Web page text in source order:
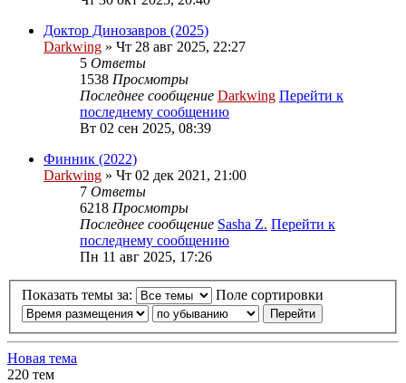
Доктор Динозавров (2025)
Darkwing » Чт 28 авг 2025, 22:27
5 Ответы
1538 Просмотры
Последнее сообщение Darkwing Перейти к
последнему сообщению
Вт 02 сен 2025, 08:39
Финник (2022)
Darkwing » Чт 02 дек 2021, 21:00
7 Ответы
6218 Просмотры
Последнее сообщение Sasha Z. Перейти к
последнему сообщению
Пн 11 авг 2025, 17:26
Показать темы за: Поле сортировки
Новая тема
220 тем